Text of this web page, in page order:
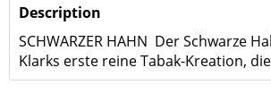
Description
SCHWARZER HAHN Der Schwarze
Klarks erste reine Tabak-Kreation,